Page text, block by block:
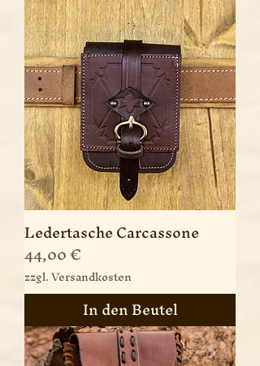
Ledertasche Carcassone
Preis
44,00 €
zzgl. Versandkosten
In den Beutel